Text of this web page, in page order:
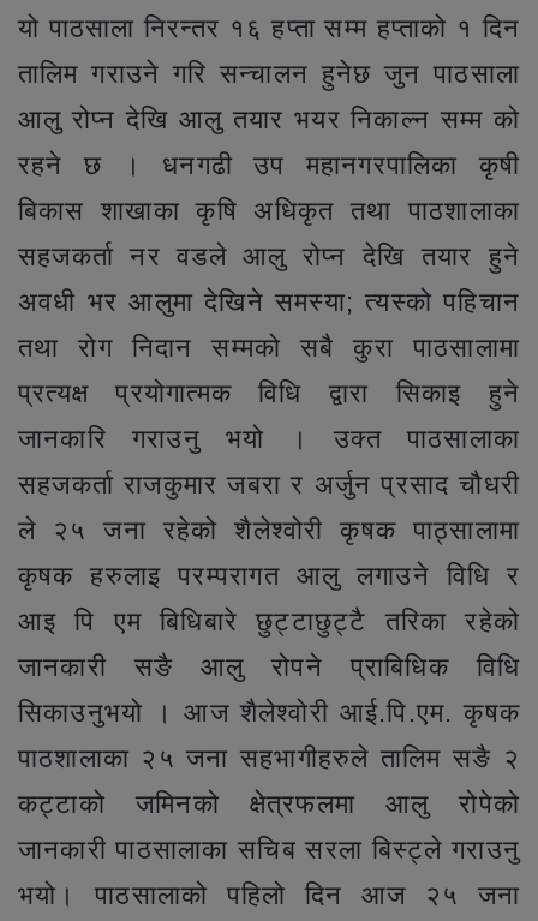
यो पाठसाला निरन्तर १६ हप्ता सम्म हप्ताको १ दिन
तालिम गराउने गरि सन्चालन हुनेछ जुन पाठसाला
आलु रोप्न देखि आलु तयार भयर निकाल्न सम्म को
रहने छ । धनगढी उप महानगरपालिका कृषी
बिकास शाखाका कृषि अधिकृत तथा पाठशालाका
सहजकर्ता नर वडले आलु रोप्न देखि तयार हुने
अवधी भर आलुमा देखिने समस्या; त्यस्को पहिचान
तथा रोग निदान सम्मको सबै कुरा पाठसालामा
प्रत्यक्ष प्रयोगात्मक विधि द्वारा सिकाइ हुने
जानकारि गराउनु भयो । उक्त पाठसालाका
सहजकर्ता राजकुमार जबरा र अर्जुन प्रसाद चौधरी
ले २५ जना रहेको शैलेश्वोरी कृषक पाठ्सालामा
कृषक हरुलाइ परम्परागत आलु लगाउने विधि र
आइ पि एम बिधिबारे छुट्टाछुट्टै तरिका रहेको
जानकारी सङै आलु रोपने प्राबिधिक विधि
सिकाउनुभयो । आज शैलेश्वोरी आई.पि.एम. कृषक
पाठशालाका २५ जना सहभागीहरुले तालिम सङै २
कट्टाको जमिनको क्षेत्रफलमा आलु रोपेको
जानकारी पाठसालाका सचिब सरला बिस्ट्ले गराउनु
भयो। पाठसालाको पहिलो दिन आज २५ जना